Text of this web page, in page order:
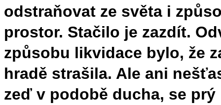
odstraňovat ze světa i
prostor. Stačilo je zazdít.
způsobu likvidace bylo, že
hradě strašila. Ale ani
zeď v podobě ducha, se